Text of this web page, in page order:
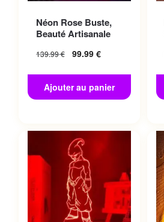
Néon Rose Buste,
Beauté Artisanale
139.99€ 99.99 €
Ajouter au panier